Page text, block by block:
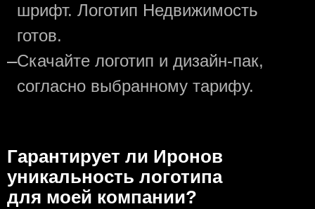
шрифт. Логотип Недвижимость
готов.
—Скачайте логотип и дизайн-пак,
согласно выбранному тарифу.
Гарантирует ли Иронов
уникальность логотипа
для моей компании?